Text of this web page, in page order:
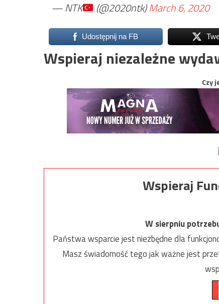
— NTK
(@2020ntk)March 6, 2020
Udostępnij na FB
Wspieraj niezależne
Czy
Wspieraj
W sierpniu
Państwa wsparcie jest niezbędne dla
Masz świadomość tego jak ważne jest